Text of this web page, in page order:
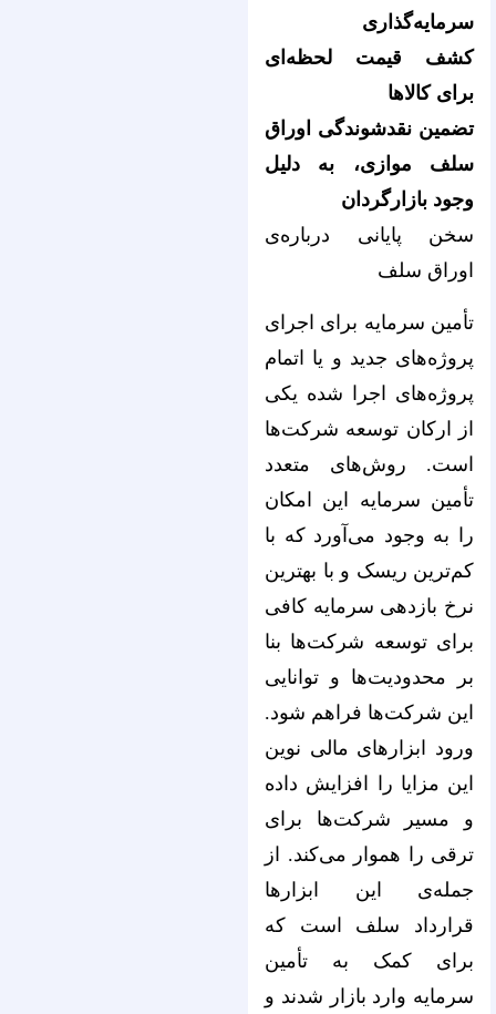
سرمایه‌گذاری
کشف قیمت لحظه‌ای
برای کالاها
تضمین نقدشوندگی اوراق
سلف موازی، به دلیل
وجود بازارگردان
سخن پایانی درباره‌‌‌‌‌‌‌‌‌‌‌‌‌‌‌‌‌‌‌‌‌‌‌‌‌‌‌‌‌‌‌‌‌‌‌‌‌‌‌‌‌‌‌‌‌‌‌‌‌‌‌‌‌‌‌‌‌‌‌‌‌‌‌‌ی
اوراق سلف
تأمین سرمایه برای اجرای
پروژه‌های جدید و یا اتمام
پروژه‌های اجرا شده یکی
از ارکان توسعه شرکت‌ها
است. روش‌های متعدد
تأمین سرمایه این امکان
را به وجود می‌آورد که با
کم‌ترین ریسک و با بهترین
نرخ بازدهی سرمایه کافی
برای توسعه شرکت‌ها بنا
بر محدودیت‌ها و توانایی
این شرکت‌ها فراهم شود.
ورود ابزارهای مالی نوین
این مزایا را افزایش داده
و مسیر شرکت‌ها برای
ترقی را هموار می‌کند. از
جمله‌‌‌‌‌‌‌‌‌‌‌‌‌‌‌‌‌‌‌‌‌‌‌‌‌‌‌‌‌‌‌‌‌‌‌‌‌‌‌‌‌‌‌‌‌‌‌‌‌‌‌‌‌‌‌‌‌‌‌‌‌‌‌‌ی این ابزارها
قرارداد سلف است که
برای کمک به تأمین
سرمایه وارد بازار شدند و